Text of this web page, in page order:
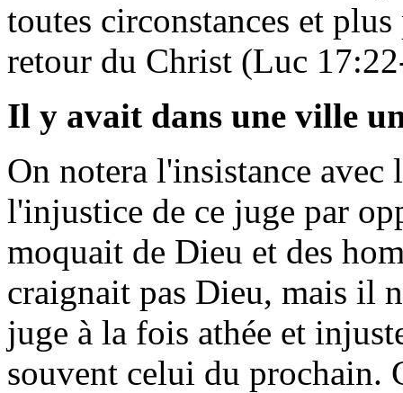
toutes circonstances et
retour du Christ (Luc
Il y avait dans une ville
On notera l'insistance
l'injustice de ce juge par
moquait de Dieu et des
craignait pas Dieu, mais il
juge à la fois athée et
souvent celui du prochain.